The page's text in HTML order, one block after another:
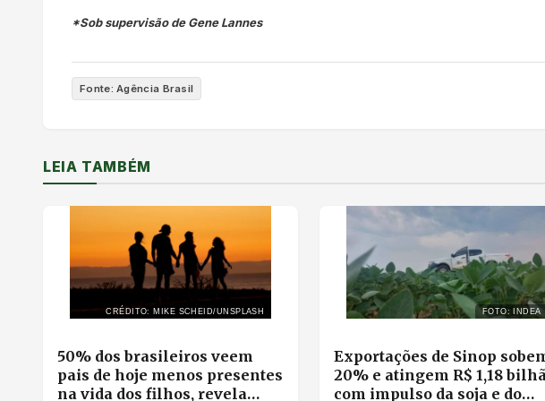
*Sob supervisão de Gene Lannes
Fonte: Agência Brasil
LEIA TAMBÉM
CRÉDITO: MIKE SCHEID/UNSPLASH
50% dos brasileiros veem
pais de hoje menos presentes
na vida dos filhos, revela
FOTO: INDEA
Exportações de Sinop
20% e atingem R$ 1,18
com impulso da soja e do